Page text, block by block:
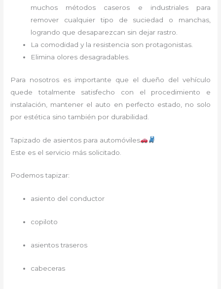
muchos métodos caseros e industriales para
remover cualquier tipo de suciedad o manchas,
logrando que desaparezcan sin dejar rastro.
La comodidad y la resistencia son protagonistas.
Elimina olores desagradables.
Para nosotros es importante que el dueño del vehículo
quede totalmente satisfecho con el procedimiento e
instalación, mantener el auto en perfecto estado, no solo
por estética sino también por durabilidad.
Tapizado de asientos para automóviles
Este es el servicio más solicitado.
Podemos tapizar:
asiento del conductor
copiloto
asientos traseros
cabeceras